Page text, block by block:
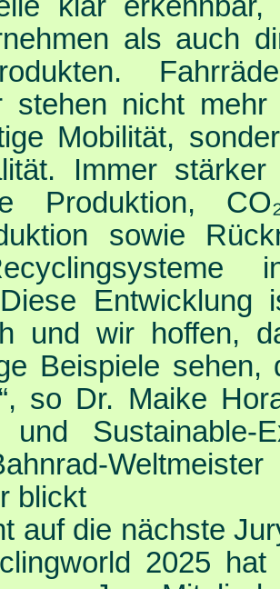
als auch
stehen nicht
Mobilität,
Immer stärker
Produktion,
sowie
und wir hoffen,
Beispiele sehen,
so Dr. Maike
und Sustainable-
blickt
auf die nächste
2025